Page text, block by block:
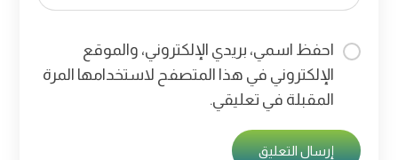
احفظ اسمي، بريدي الإلكتروني، والموقع
الإلكتروني في هذا المتصفح لاستخدامها المرة
المقبلة في تعليقي.
إرسال التعليق